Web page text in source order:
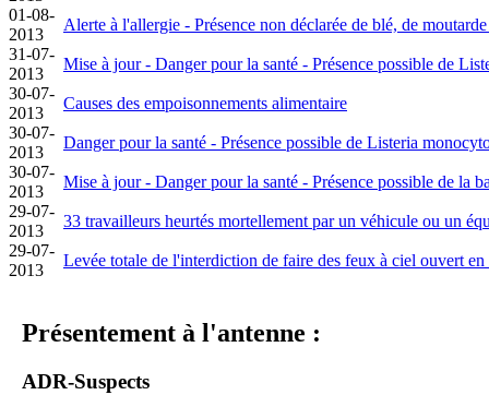
01-08-
2013
Alerte à l'allergie - Présence non déclarée de blé, de
31-07-
2013
Mise à jour - Danger pour la santé - Présence possible de
30-07-
2013
Causes des empoisonnements alimentaire
30-07-
2013
Danger pour la santé - Présence possible de Listeria
30-07-
2013
Mise à jour - Danger pour la santé - Présence possible de la
29-07-
2013
33 travailleurs heurtés mortellement par un véhicule ou un
29-07-
2013
Levée totale de l'interdiction de faire des feux à ciel ouvert
Présentement à l'antenne :
ADR-Suspects